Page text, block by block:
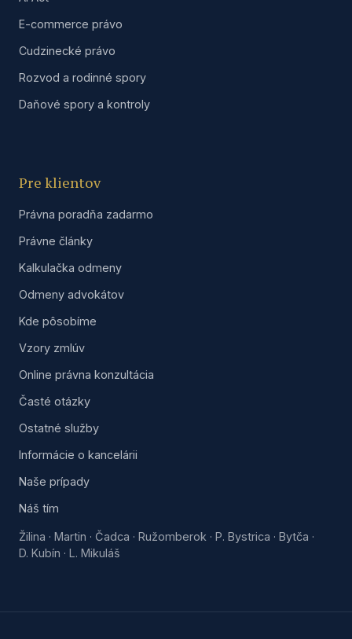
E-commerce právo
Cudzinecké právo
Rozvod a rodinné spory
Daňové spory a kontroly
Pre klientov
Právna poradňa zadarmo
Právne články
Kalkulačka odmeny
Odmeny advokátov
Kde pôsobíme
Vzory zmlúv
Online právna konzultácia
Časté otázky
Ostatné služby
Informácie o kancelárii
Naše prípady
Náš tím
Žilina · Martin · Čadca · Ružomberok · P. Bystrica · Bytča ·
D. Kubín · L. Mikuláš